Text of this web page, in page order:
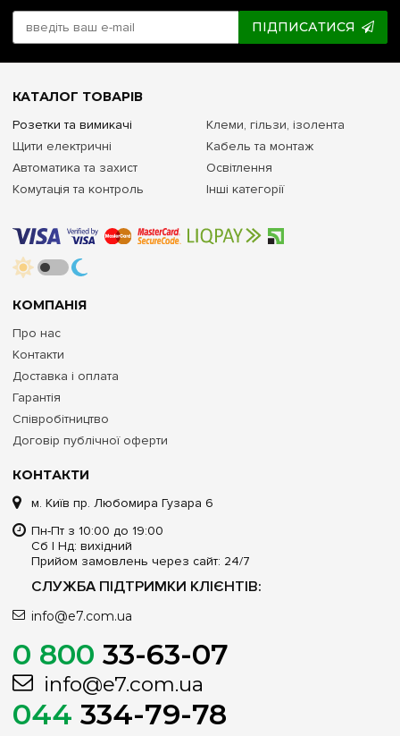
ПІДПИСАТИСЯ
КОНТАКТИ
м. Київ пр. Любомира Гузара 6
Пн-Пт з 10:00 до 19:00
Сб | Нд: вихідний
Прийом замовлень через сайт: 24/7
СЛУЖБА ПІДТРИМКИ КЛІЄНТІВ:
info@e7.com.ua
0 800 33-63-07
info@e7.com.ua
044 334-79-78
КОМПАНІЯ
Про нас
Контакти
Доставка і оплата
Гарантія
Співробітництво
Договір публічної оферти
КАТАЛОГ ТОВАРІВ
Розетки та вимикачі
Щити електричні
Автоматика та захист
Комутація та контроль
Клеми, гільзи, ізолента
Кабель та монтаж
Освітлення
Інші категорії